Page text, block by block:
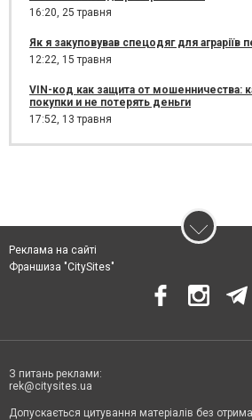
16:20, 25 травня
Як я закуповував спецодяг для аграріїв
12:22, 15 травня
VIN-код как защита от мошенничества:
покупки и не потерять деньги
17:52, 13 травня
Реклама на сайті
Франшиза "CitySites"
З питань реклами:
rek@citysites.ua
Допускається цитування матеріалів без